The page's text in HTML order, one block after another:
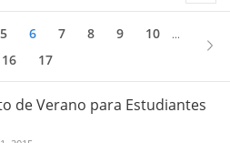
5 6 7 8 9 10 ...
16 17
de Verano para Estudiantes